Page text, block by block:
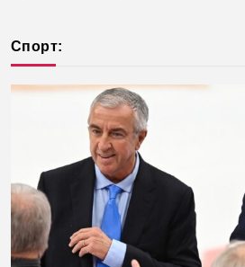
Спорт: